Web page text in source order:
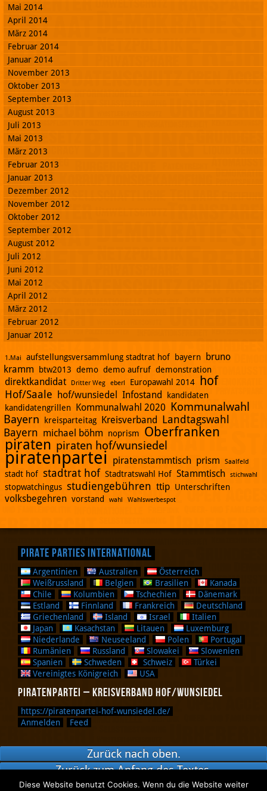
Mai 2014
April 2014
März 2014
Februar 2014
Januar 2014
November 2013
Oktober 2013
September 2013
August 2013
Juli 2013
Mai 2013
März 2013
Februar 2013
Januar 2013
Dezember 2012
November 2012
Oktober 2012
September 2012
August 2012
Juli 2012
Juni 2012
Mai 2012
April 2012
März 2012
Februar 2012
Januar 2012
1.Mai aufstellungsversammlung stadtrat hof bayern
bruno
kramm
btw2013 demo demo aufruf demonstration
direktkandidat Dritter Weg eberl Europawahl 2014 hof
Hof/Saale hof/wunsiedel Infostand
kandidaten
kandidatengrillen
Kommunalwahl 2020 Kommunalwahl
Bayern
kreisparteitag Kreisverband Landtagswahl
Bayern michael böhm noprism Oberfranken
piraten piraten hof/wunsiedel
piratenpartei piratenstammtisch prism Saalfeld
stadt hof stadtrat hof Stadtratswahl Hof Stammtisch stichwahl
stopwatchingus studiengebühren ttip Unterschriften
volksbegehren vorstand wahl Wahlswerbespot
Pirate Parties International
Argentinien Australien
Österreich
Weißrussland
Belgien Brasilien
Kanada
Chile
Kolumbien Tschechien
Dänemark
Estland
Finnland Frankreich
Deutschland
Griechenland
Island Israel
Italien
Japan
Kasachstan Litauen
Luxemburg
Niederlande
Neuseeland Polen
Portugal
Rumänien
Russland Slowakei
Slowenien
Spanien
Schweden Schweiz
Türkei
Vereinigtes Königreich
USA
Piratenpartei – Kreisverband Hof/Wunsiedel
https://piratenpartei-hof-wunsiedel.de/
Anmelden
Feed
Zurück nach oben.
Zurück zum Anfang des Textes.
Diese Website benutzt Cookies. Wenn du die Website weiter